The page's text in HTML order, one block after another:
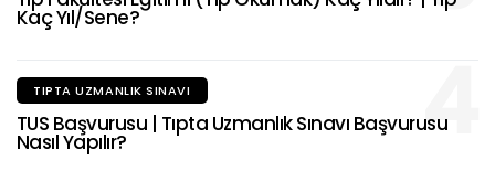
Kaç Yıl/Sene?
4
TIPTA UZMANLIK SINAVI
TUS Başvurusu | Tıpta Uzmanlık Sınavı Başvurusu
Nasıl Yapılır?